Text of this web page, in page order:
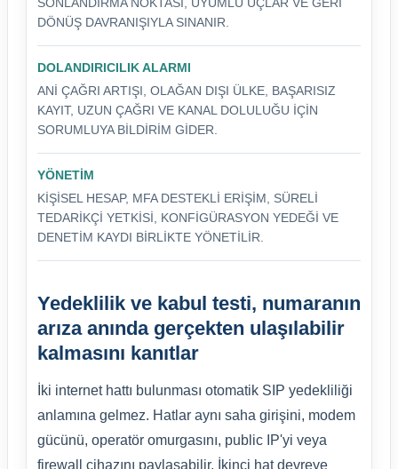
SONLANDIRMA NOKTASI, UYUMLU UÇLAR VE GERI
DÖNÜŞ DAVRANIŞIYLA SINANIR.
DOLANDIRICILIK ALARMI
ANI ÇAĞRI ARTIŞI, OLAĞAN DIŞI ÜLKE, BAŞARISIZ
KAYIT, UZUN ÇAĞRI VE KANAL DOLULUĞU IÇIN
SORUMLUYA BILDIRIM GIDER.
YÖNETIM
KIŞISEL HESAP, MFA DESTEKLI ERIŞIM, SÜRELI
TEDARIKÇI YETKISI, KONFIGÜRASYON YEDEĞI VE
DENETIM KAYDI BIRLIKTE YÖNETILIR.
Yedeklilik ve kabul testi, numaranın
arıza anında gerçekten ulaşılabilir
kalmasını kanıtlar
İki internet hattı bulunması otomatik SIP yedekliliği
anlamına gelmez. Hatlar aynı saha girişini, modem
gücünü, operatör omurgasını, public IP'yi veya
firewall cihazını paylaşabilir. İkinci hat devreye